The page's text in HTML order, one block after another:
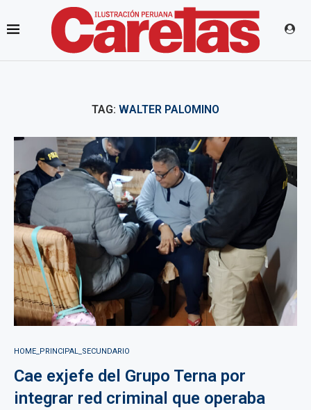
TAG: WALTER PALOMINO
HOME_PRINCIPAL_SECUNDARIO
Cae exjefe del Grupo Terna por
integrar red criminal que operaba